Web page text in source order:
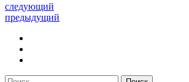
следующий
предыдущий